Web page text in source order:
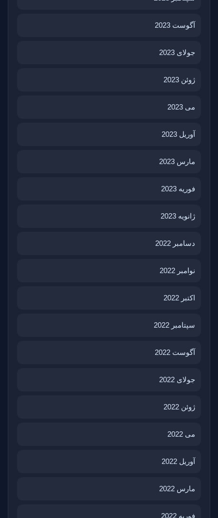
آگوست 2023
جولای 2023
ژوئن 2023
می 2023
آوریل 2023
مارس 2023
فوریه 2023
ژانویه 2023
دسامبر 2022
نوامبر 2022
اکتبر 2022
سپتامبر 2022
آگوست 2022
جولای 2022
ژوئن 2022
می 2022
آوریل 2022
مارس 2022
فوریه 2022